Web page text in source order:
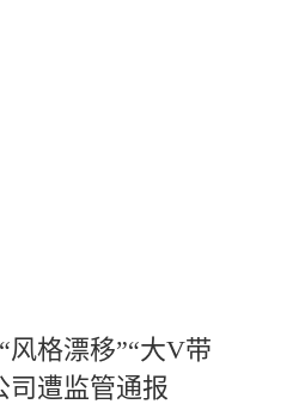
风格漂移”“大V带
司遭监管通报